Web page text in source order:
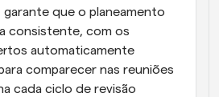
garante que o planeamento
consistente, com os
automaticamente
comparecer nas reuniões
cada ciclo de revisão